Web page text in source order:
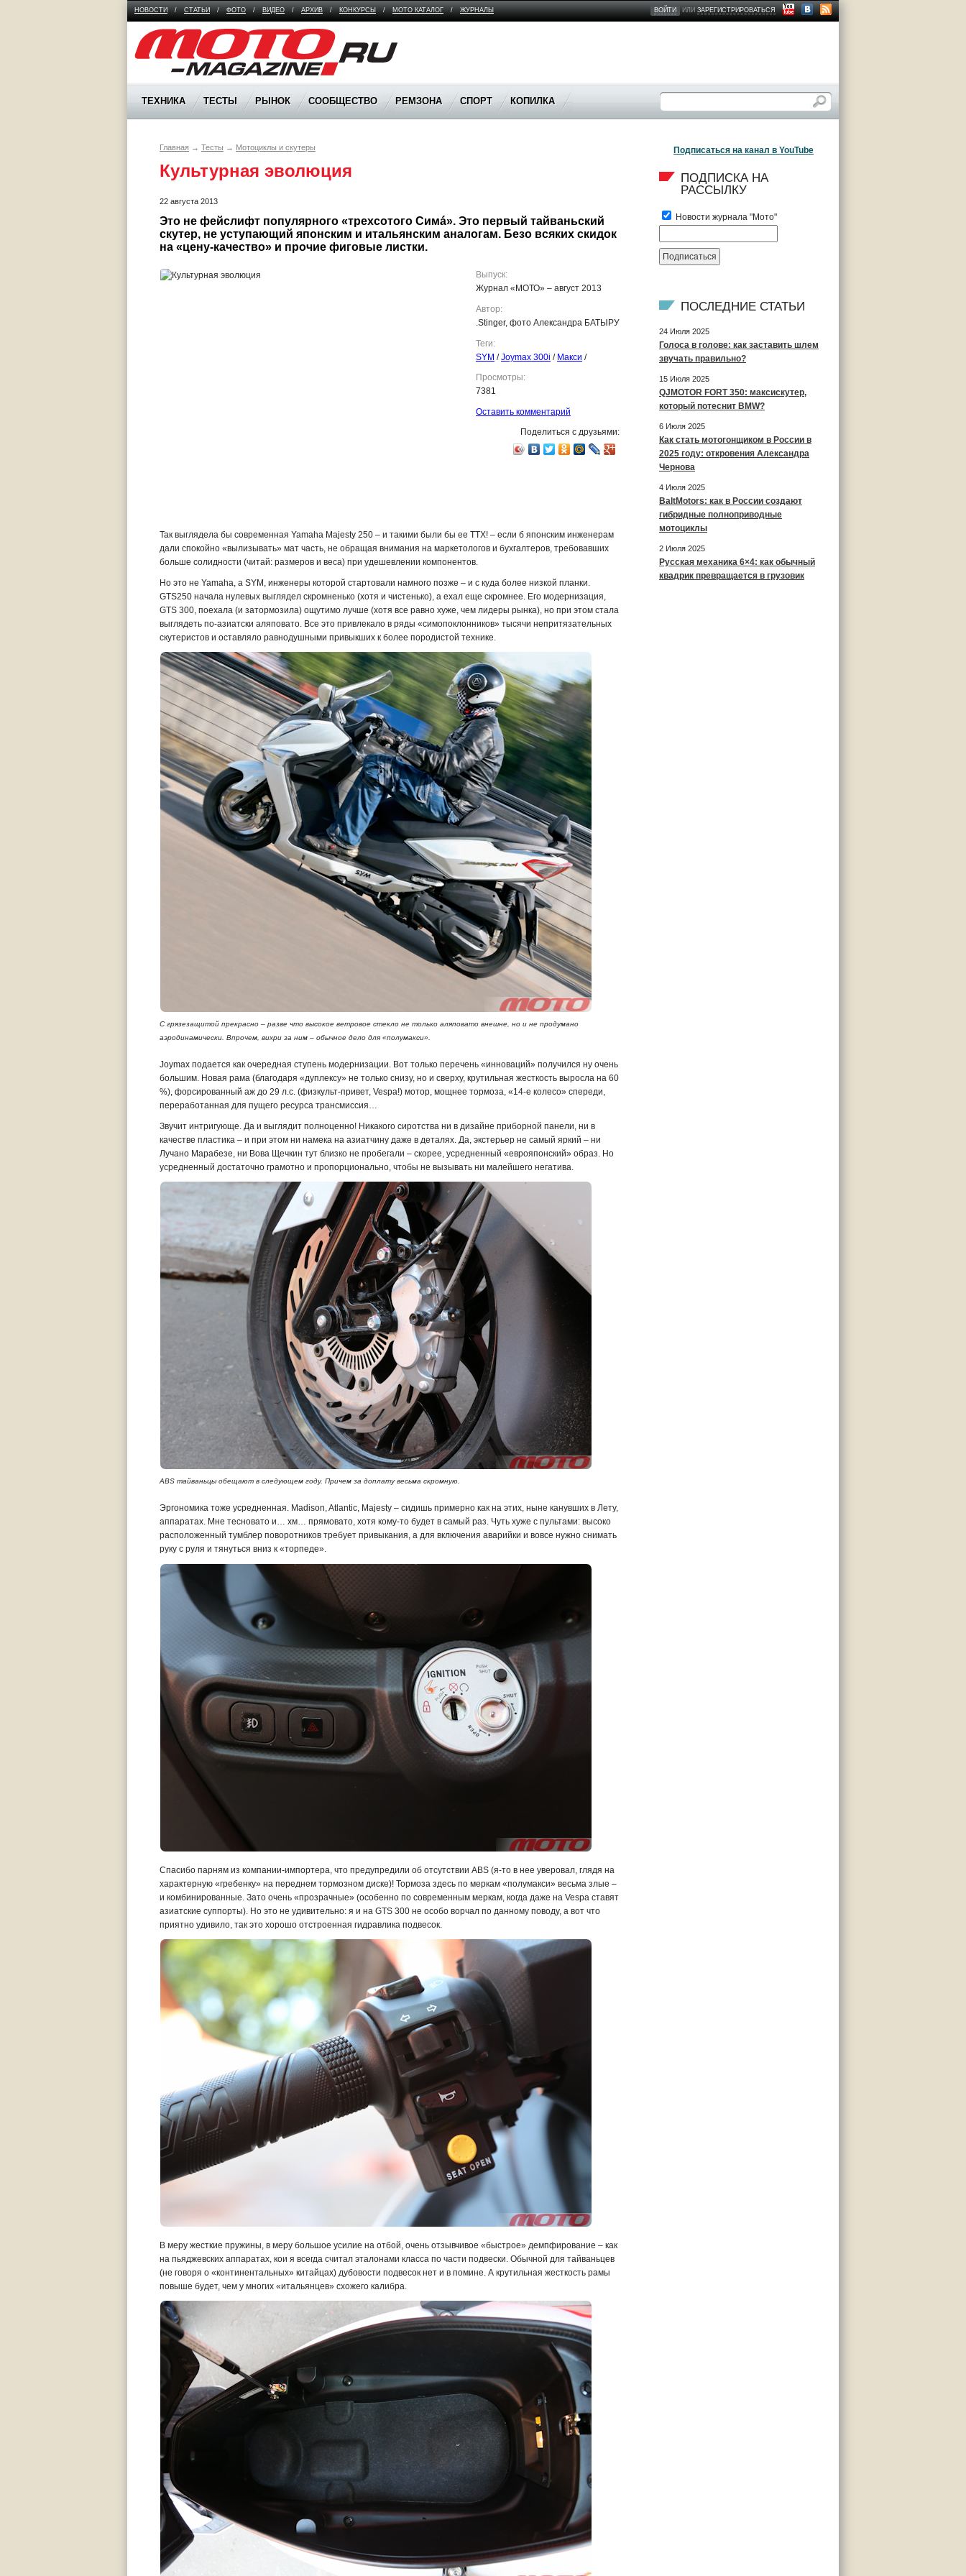
НОВОСТИ / СТАТЬИ / ФОТО / ВИДЕО / АРХИВ / КОНКУРСЫ / МОТО КАТАЛОГ / ЖУРНАЛЫ ВОЙТИ ИЛИЗАРЕГИСТРИРОВАТЬСЯ
Moto Magazine
ТЕХНИКА ТЕСТЫ РЫНОК СООБЩЕСТВО РЕМЗОНА СПОРТ КОПИЛКА
Главная → Тесты → Мотоциклы и скутеры
Культурная эволюция
22 августа 2013
Это не фейслифт популярного «трехсотого Симá». Это первый тайваньский
скутер, не уступающий японским и итальянским аналогам. Безо всяких скидок
на «цену-качество» и прочие фиговые листки.
Выпуск:
Журнал «МОТО» – август 2013
Автор:
.Stinger, фото Александра БАТЫРУ
Теги:
SYM /Joymax 300i / Макси /
Просмотры:
7381
Оставить комментарий
Поделиться с друзьями:
Так выглядела бы современная Yamaha Majesty 250 – и такими были бы ее ТТХ! – если б японским инженерам
дали спокойно «вылизывать» мат часть, не обращая внимания на маркетологов и бухгалтеров, требовавших
больше солидности (читай: размеров и веса) при удешевлении компонентов.
Но это не Yamaha, а SYM, инженеры которой стартовали намного позже – и с куда более низкой планки.
GTS250 начала нулевых выглядел скромненько (хотя и чистенько), а ехал еще скромнее. Его модернизация,
GTS 300, поехала (и затормозила) ощутимо лучше (хотя все равно хуже, чем лидеры рынка), но при этом стала
выглядеть по-азиатски аляповато. Все это привлекало в ряды «симопоклонников» тысячи непритязательных
скутеристов и оставляло равнодушными привыкших к более породистой технике.
С грязезащитой прекрасно – разве что высокое ветровое стекло не только аляповато внешне, но и не продумано
аэродинамически. Впрочем, вихри за ним – обычное дело для «полумакси».
Joymax подается как очередная ступень модернизации. Вот только перечень «инноваций» получился ну очень
большим. Новая рама (благодаря «дуплексу» не только снизу, но и сверху, крутильная жесткость выросла на 60
%), форсированный аж до 29 л.с. (физкульт-привет, Vespa!) мотор, мощнее тормоза, «14-е колесо» спереди,
переработанная для пущего ресурса трансмиссия…
Звучит интригующе. Да и выглядит полноценно! Никакого сиротства ни в дизайне приборной панели, ни в
качестве пластика – и при этом ни намека на азиатчину даже в деталях. Да, экстерьер не самый яркий – ни
Лучано Марабезе, ни Вова Щечкин тут близко не пробегали – скорее, усредненный «еврояпонский» образ. Но
усредненный достаточно грамотно и пропорционально, чтобы не вызывать ни малейшего негатива.
ABS тайваньцы обещают в следующем году. Причем за доплату весьма скромную.
Эргономика тоже усредненная. Madison, Atlantic, Majesty – сидишь примерно как на этих, ныне канувших в Лету,
аппаратах. Мне тесновато и… хм… прямовато, хотя кому-то будет в самый раз. Чуть хуже с пультами: высоко
расположенный тумблер поворотников требует привыкания, а для включения аварийки и вовсе нужно снимать
руку с руля и тянуться вниз к «торпеде».
Спасибо парням из компании-импортера, что предупредили об отсутствии ABS (я-то в нее уверовал, глядя на
характерную «гребенку» на переднем тормозном диске)! Тормоза здесь по меркам «полумакси» весьма злые –
и комбинированные. Зато очень «прозрачные» (особенно по современным меркам, когда даже на Vespa ставят
азиатские суппорты). Но это не удивительно: я и на GTS 300 не особо ворчал по данному поводу, а вот что
приятно удивило, так это хорошо отстроенная гидравлика подвесок.
В меру жесткие пружины, в меру большое усилие на отбой, очень отзывчивое «быстрое» демпфирование – как
на пьяджевских аппаратах, кои я всегда считал эталонами класса по части подвески. Обычной для тайваньцев
(не говоря о «континентальных» китайцах) дубовости подвесок нет и в помине. А крутильная жесткость рамы
повыше будет, чем у многих «итальянцев» схожего калибра.
Подписаться на канал в YouTube
ПОДПИСКА НА
РАССЫЛКУ
Новости журнала "Мото"
ПОСЛЕДНИЕ СТАТЬИ
24 Июля 2025
Голоса в голове: как заставить шлем
звучать правильно?
15 Июля 2025
QJMOTOR FORT 350: максискутер,
который потеснит BMW?
6 Июля 2025
Как стать мотогонщиком в России в
2025 году: откровения Александра
Чернова
4 Июля 2025
BaltMotors: как в России создают
гибридные полноприводные
мотоциклы
2 Июля 2025
Русская механика 6×4: как обычный
квадрик превращается в грузовик